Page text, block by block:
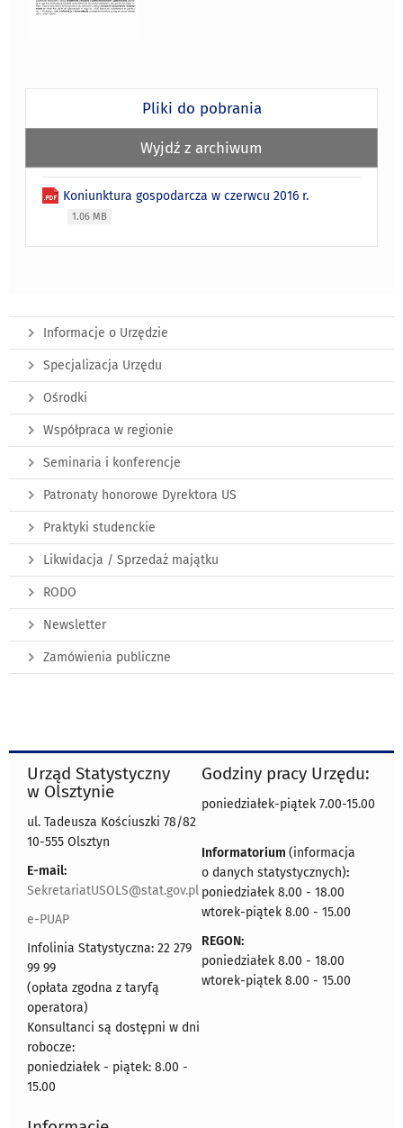
Pliki do pobrania
Wyjdź z archiwum
Koniunktura gospodarcza w czerwcu 2016 r.
1.06 MB
Informacje o Urzędzie
Specjalizacja Urzędu
Ośrodki
Współpraca w regionie
Seminaria i konferencje
Patronaty honorowe Dyrektora US
Praktyki studenckie
Likwidacja / Sprzedaż majątku
RODO
Newsletter
Zamówienia publiczne
Urząd Statystyczny
w Olsztynie
ul. Tadeusza Kościuszki 78/82
10-555 Olsztyn
E-mail:
SekretariatUSOLS@stat.gov.pl
e-PUAP
Infolinia Statystyczna: 22 279
99 99
(opłata zgodna z taryfą
operatora)
Konsultanci są dostępni w dni
robocze:
poniedziałek - piątek: 8.00 -
15.00
Godziny pracy Urzędu:
poniedziałek-piątek 7.00-15.00
Informatorium (informacja
o danych statystycznych):
poniedziałek 8.00 - 18.00
wtorek-piątek 8.00 - 15.00
REGON:
poniedziałek 8.00 - 18.00
wtorek-piątek 8.00 - 15.00